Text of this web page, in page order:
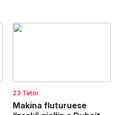
23 Tetor
Makina fluturuese